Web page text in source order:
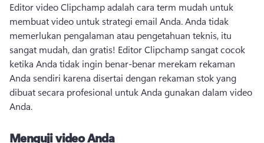
Editor video Clipchamp adalah cara term mudah untuk
membuat video untuk strategi email Anda. Anda tidak
memerlukan pengalaman atau pengetahuan teknis, itu
sangat mudah, dan gratis! Editor Clipchamp sangat cocok
ketika Anda tidak ingin benar-benar merekam rekaman
Anda sendiri karena disertai dengan rekaman stok yang
dibuat secara profesional untuk Anda gunakan dalam video
Anda.
Menguji video Anda